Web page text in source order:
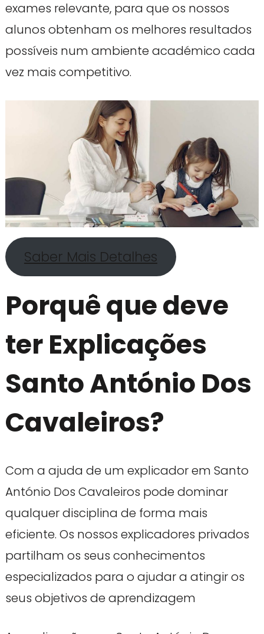
exames relevante, para que os nossos
alunos obtenham os melhores resultados
possíveis num ambiente académico cada
vez mais competitivo.
Saber Mais Detalhes
Porquê que deve
ter Explicações
Santo António Dos
Cavaleiros?
Com a ajuda de um explicador em Santo
António Dos Cavaleiros pode dominar
qualquer disciplina de forma mais
eficiente. Os nossos explicadores privados
partilham os seus conhecimentos
especializados para o ajudar a atingir os
seus objetivos de aprendizagem